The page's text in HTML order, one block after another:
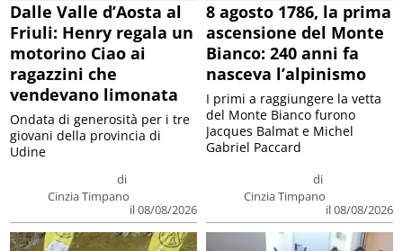
Dalle Valle d’Aosta al
Friuli: Henry regala un
motorino Ciao ai
ragazzini che
vendevano limonata
di
Cinzia Timpano
il 08/08/2026
Ondata di generosità per i tre
giovani della provincia di
Udine
8 agosto 1786, la prima
ascensione del Monte
Bianco: 240 anni fa
nasceva l’alpinismo
di
Cinzia Timpano
il 08/08/2026
I primi a raggiungere la vetta
del Monte Bianco furono
Jacques Balmat e Michel
Gabriel Paccard